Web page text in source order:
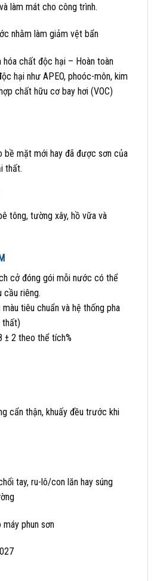
làm mát cho công trình.
nhằm làm giảm vệt bẩn
chất độc hại – Hoàn toàn
hại như APEO, phoóc-môn, kim
chất hữu cơ bay hơi (VOC)
bề mặt mới hay đã được sơn của
thất.
tông, tường xây, hồ vữa và
cở đóng gói mỗi nước có thể
cầu riêng.
tiêu chuẩn và hệ thống pha
thất)
± 2 theo thể tích%
cẩn thận, khuấy đều trước khi
tay, ru-lô/con lăn hay súng
phun sơn